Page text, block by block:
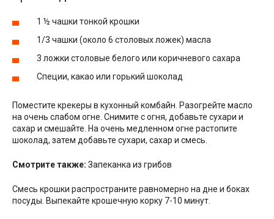
1 ½ чашки тонкой крошки
1/3 чашки (около 6 столовых ложек) масла
3 ложки столовые белого или коричневого сахара
Специи, какао или горький шоколад
Поместите крекеры в кухонный комбайн. Разогрейте масло
на очень слабом огне. Снимите с огня, добавьте сухари и
сахар и смешайте. На очень медленном огне растопите
шоколад, затем добавьте сухари, сахар и смесь.
Смотрите также: Запеканка из грибов
Смесь крошки распространите равномерно на дне и боках
посуды. Выпекайте крошечную корку 7-10 минут.